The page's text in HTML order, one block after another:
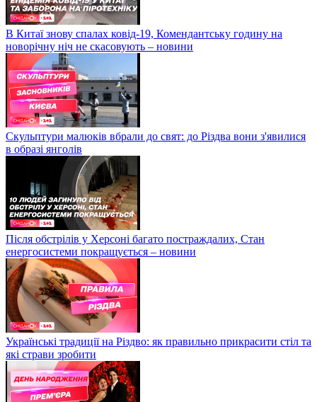
В Китаї знову спалах ковід-19, Комендантську годину на
новорічну ніч не скасовують – новини
Скульптури малюків вбрали до свят: до Різдва вони з'явилися
в образі янголів
Після обстрілів у Херсоні багато постраждалих, Стан
енергосистеми покращується – новини
Українські традиції на Різдво: як правильно прикрасити стіл та
які страви зробити